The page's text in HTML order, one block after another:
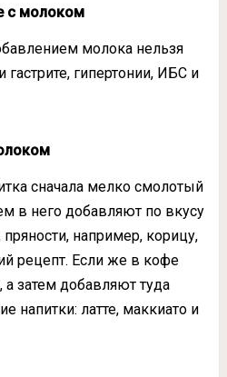
с молоком
молока нельзя
гипертонии, ИБС и
сначала мелко смолотый
в него добавляют по вкусу
например, корицу,
рецепт. Если же в кофе
затем добавляют туда
напитки: латте, маккиато и